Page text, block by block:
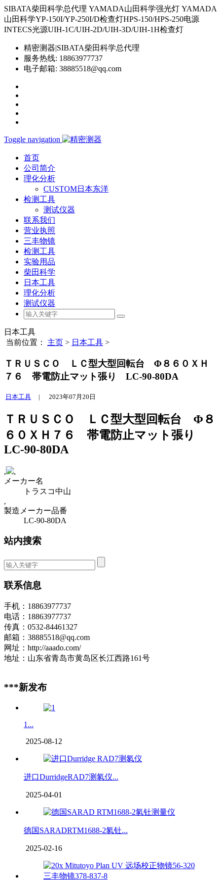
SIBATA柴田科学总代理 YAMADA山田科学强光灯 YAMADA
山田科学YP-150I/YP-250I/D检查灯HPS-150/HPS-250电源
INTECS光源UIH-1C/UIH-2D/UIH-3D/UIH-1H检查灯
精密测器|SIBATA柴田科学总代理
服务热线: 18863977737
电子邮箱: 38885518@qq.com
Toggle navigation
首页
公司简介
理化分析
CUSTOM日本东洋
检测工具
测试仪器
联系我们
营业执照
三丰物镜
检测工具
实验用品
柴田科学
日本工具
理化分析
测试仪器
日本工具
当前位置： 主页 > 日本工具 >
ＴＲＵＳＣＯ ＬＣ型大型回転台 Φ８６０ＸＨ
７６ 帯電防止マット張り LC-90-80DA
日本工具 | 2023年07月20日
ＴＲＵＳＣＯ ＬＣ型大型回転台 Φ８
６０ＸＨ７６ 帯電防止マット張り
LC-90-80DA
,
,
メーカー名
トラスコ中山
,
製造メーカー品番
LC-90-80DA
站内搜索
联系信息
手机：18863977737
电话：18863977737
传真：0532-84461327
邮箱：38885518@qq.com
网址：http://aaado.com/
地址：山东省青岛市黄岛区长江西路161号
***新发布
1...
2025-08-12
进口DurridgeRAD7测氡仪...
2025-04-01
德国SARADRTM1688-2氡钍...
2025-02-16